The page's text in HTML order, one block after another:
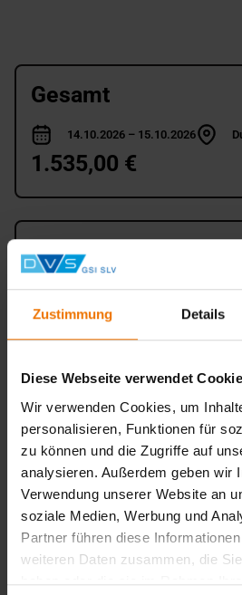
Zustimmung Details
Diese Webseite verwendet
Wir verwenden Cookies, um
personalisieren, Funktionen für
zu können und die Zugriffe auf
analysieren. Außerdem geben wir
Verwendung unserer Website an
soziale Medien, Werbung und
Partner führen diese
weiteren Daten zusammen, die
haben oder die sie im Rahmen
Gesamt
14.10.2026 – 15.10.2026
1.535,00 €
Seminar 1
14.10.2026 Duisburg
840,00 €
Seminar 2
15.10.2026 Duisburg
840,00 €